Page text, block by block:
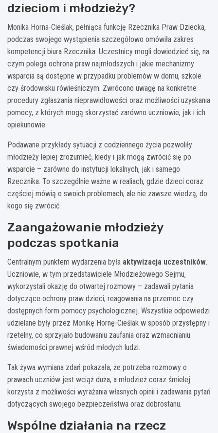
dzieciom i młodzieży?
Monika Horna-Cieślak, pełniąca funkcję Rzecznika Praw Dziecka,
podczas swojego wystąpienia szczegółowo omówiła zakres
kompetencji biura Rzecznika. Uczestnicy mogli dowiedzieć się, na
czym polega ochrona praw najmłodszych i jakie mechanizmy
wsparcia są dostępne w przypadku problemów w domu, szkole
czy środowisku rówieśniczym. Zwrócono uwagę na konkretne
procedury zgłaszania nieprawidłowości oraz możliwości uzyskania
pomocy, z których mogą skorzystać zarówno uczniowie, jak i ich
opiekunowie.
Podawane przykłady sytuacji z codziennego życia pozwoliły
młodzieży lepiej zrozumieć, kiedy i jak mogą zwrócić się po
wsparcie – zarówno do instytucji lokalnych, jak i samego
Rzecznika. To szczególnie ważne w realiach, gdzie dzieci coraz
częściej mówią o swoich problemach, ale nie zawsze wiedzą, do
kogo się zwrócić.
Zaangażowanie młodzieży
podczas spotkania
Centralnym punktem wydarzenia była aktywizacja uczestników.
Uczniowie, w tym przedstawiciele Młodzieżowego Sejmu,
wykorzystali okazję do otwartej rozmowy – zadawali pytania
dotyczące ochrony praw dzieci, reagowania na przemoc czy
dostępnych form pomocy psychologicznej. Wszystkie odpowiedzi
udzielane były przez Monikę Hornę-Cieślak w sposób przystępny i
rzetelny, co sprzyjało budowaniu zaufania oraz wzmacnianiu
świadomości prawnej wśród młodych ludzi.
Tak żywa wymiana zdań pokazała, że potrzeba rozmowy o
prawach uczniów jest wciąż duża, a młodzież coraz śmielej
korzysta z możliwości wyrażania własnych opinii i zadawania pytań
dotyczących swojego bezpieczeństwa oraz dobrostanu.
Wspólne działania na rzecz